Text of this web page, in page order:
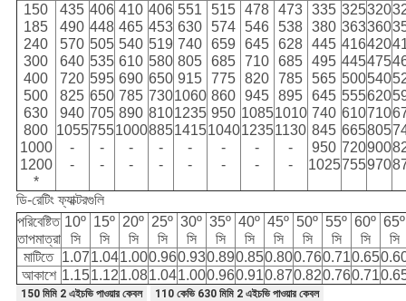
150
185
240
300
400
500
630
800
1000
1200
*
435
490
570
640
720
825
940
1055
-
-
406
448
505
535
595
650
705
755
-
-
410
465
540
610
690
785
890
1000
-
-
406
453
519
580
650
730
810
885
-
-
551
630
740
805
915
1060
1235
1415
-
-
515
574
659
685
775
860
950
1040
-
-
478
546
645
710
820
945
1085
1235
-
-
473
538
628
685
785
895
1010
1130
-
-
335
380
445
495
565
645
740
845
950
1025
325
363
416
445
500
555
610
665
720
755
320
360
420
475
540
620
710
805
900
970
ডি-রেটিং ফ্যাক্টরগুলি
পরিবেষ্টিত
তাপমাত্রা
10º
সি
15º
সি
20º
সি
25º
সি
30º
সি
35º
সি
40º
সি
45º
সি
50º
সি
55º
সি
60º
সি
65º
সি
মাটিতে 1.071.041.000.960.930.890.850.800.760.710.65
আকাশে 1.151.121.081.041.000.960.910.870.820.760.71
150 মিমি 2 এইচভি পাওয়ার কেবল
110 কেভি 630 মিমি 2 এইচভি পাওয়ার কেবল